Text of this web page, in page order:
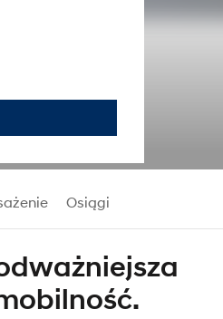
Osiągi